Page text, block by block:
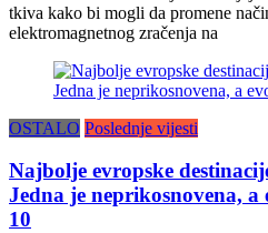
tkiva kako bi mogli da promene
elektromagnetnog zračenja na
OSTALO Poslednje vijesti
Najbolje evropske
Jedna je neprikosnovena,
10